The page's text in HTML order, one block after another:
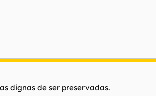
dignas de ser preservadas.